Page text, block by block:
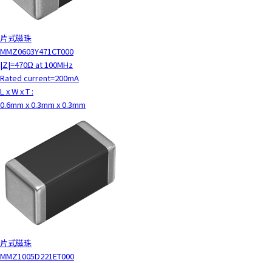
片式磁珠
MMZ0603Y471CT000
|Z|=470Ω at 100MHz
Rated current=200mA
L x W x T :
0.6mm x 0.3mm x 0.3mm
片式磁珠
MMZ1005D221ET000